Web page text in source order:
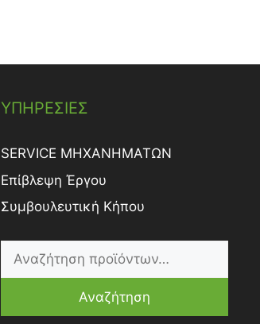
ΥΠΗΡΕΣΙΕΣ
SERVICE ΜΗΧΑΝΗΜΑΤΩΝ
Επίβλεψη Έργου
Συμβουλευτική Κήπου
Αναζήτηση